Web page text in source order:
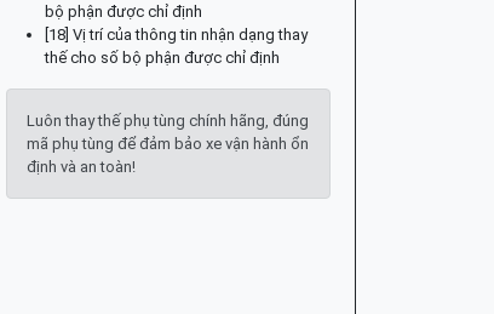
bộ phận được chỉ định
[18] Vị trí của thông tin nhận dạng thay
thế cho số bộ phận được chỉ định
Luôn thay thế phụ tùng chính hãng, đúng
mã phụ tùng để đảm bảo xe vận hành ổn
định và an toàn!